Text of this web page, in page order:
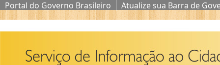
Portal do Governo Brasileiro Atualize sua Barra de